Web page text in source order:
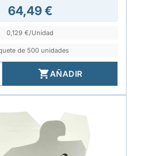
64,49 €
0,129 €/Unidad
de 500 unidades
AÑADIR